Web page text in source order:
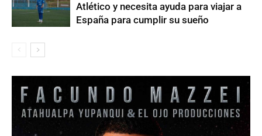
Atlético y necesita ayuda para viajar a
España para cumplir su sueño